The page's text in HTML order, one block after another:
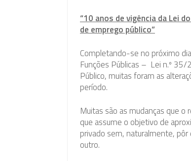
“10 anos de vigência da Lei
de emprego público”
Completando-se no próximo
Funções Públicas – Lei n.º
Público, muitas foram as
período.
Muitas são as mudanças que
que assume o objetivo de
privado sem, naturalmente,
outro.